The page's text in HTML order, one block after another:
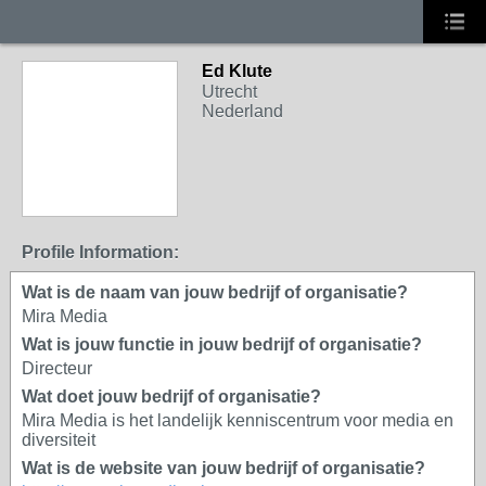
Ed Klute
Utrecht
Nederland
Profile Information:
Wat is de naam van jouw bedrijf of organisatie?
Mira Media
Wat is jouw functie in jouw bedrijf of organisatie?
Directeur
Wat doet jouw bedrijf of organisatie?
Mira Media is het landelijk kenniscentrum voor media en
diversiteit
Wat is de website van jouw bedrijf of organisatie?